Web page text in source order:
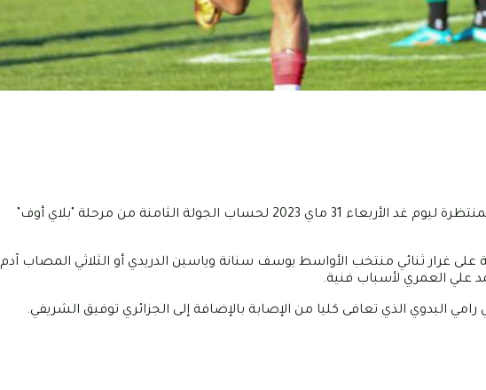
أنهى النادي الإفريقي تحضيراته استعدادا لمواجهة الأولمبي الباجي المنتظرة ليوم غد الأربعاء 31 ماي 2023 لحساب الجولة الثامنة من مرحلة "بلاي أوف"
غرار ثنائي منتخب الأواسط يوسف سنانة وياسين الدريدي أو الثلاثي المصاب آدم
علي العمري لأسباب فنية.
البدوي الذي تعافى كليا من الإصابة بالإضافة إلى الجزائري توفيق الشريفي.